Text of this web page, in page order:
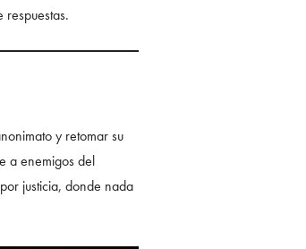
y retomar su
a enemigos del
justicia, donde nada